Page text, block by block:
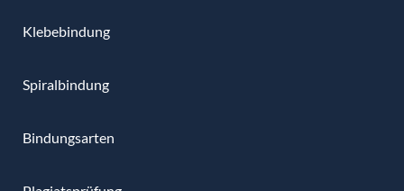
Klebebindung
Spiralbindung
Bindungsarten